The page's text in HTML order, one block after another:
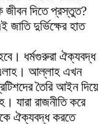
জীবন দিতে প্রস্তুত?
দুর্ভিক্ষের হাত
ধর্মগুরুরা ঐক্যবদ্ধ
এলাহ। আল্লাহ এখন
তৈরি আইন দিয়ে
যারা রাজনীতি করে
ঐক্যবদ্ধ করতে